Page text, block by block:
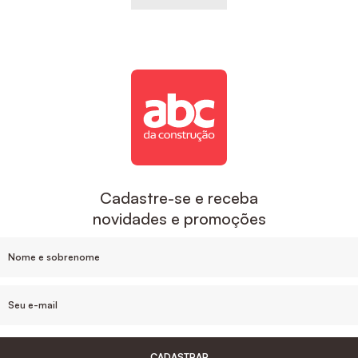
Cadastre-se e receba
novidades e promoções